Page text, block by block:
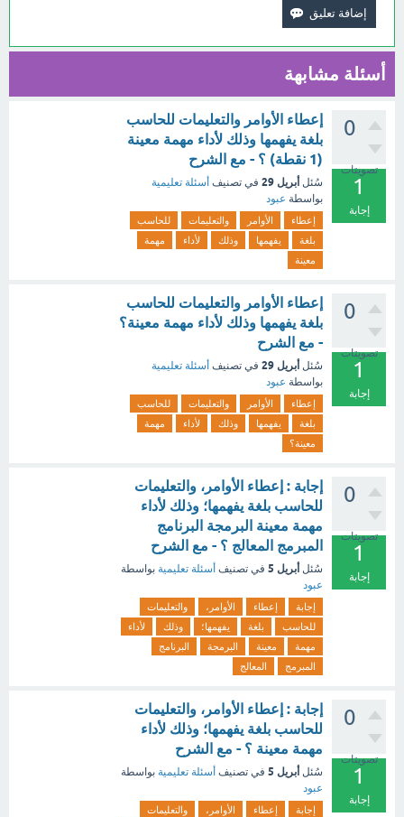
أسئلة مشابهة
0
تصويتات
1
إجابة
إعطاء الأوامر والتعليمات للحاسب
بلغة يفهمها وذلك لأداء مهمة معينة
(1 نقطة) ؟ - مع الشرح
سُئل أبريل 29 في تصنيف أسئلة تعليمية
بواسطة عبود
إعطاء الأوامر والتعليمات
للحاسب
بلغة
يفهمها وذلك لأداء
مهمة
معينة
0
تصويتات
1
إجابة
إعطاء الأوامر والتعليمات للحاسب
بلغة يفهمها وذلك لأداء مهمة معينة؟
- مع الشرح
سُئل أبريل 29 في تصنيف أسئلة تعليمية
بواسطة عبود
إعطاء الأوامر والتعليمات
للحاسب
بلغة
يفهمها وذلك لأداء
مهمة
معينة؟
0
تصويتات
1
إجابة
إجابة : إعطاء الأوامر، والتعليمات
للحاسب بلغة يفهمها؛ وذلك لأداء
مهمة معينة البرمجة البرنامج
المبرمج المعالج ؟ - مع الشرح
سُئل أبريل 5 في تصنيف أسئلة تعليمية بواسطة
عبود
إجابة إعطاء الأوامر،
والتعليمات
للحاسب
بلغة يفهمها؛ وذلك
لأداء
مهمة
معينة البرمجة
البرنامج
المبرمج
المعالج
0
تصويتات
1
إجابة
إجابة : إعطاء الأوامر، والتعليمات
للحاسب بلغة يفهمها؛ وذلك لأداء
مهمة معينة ؟ - مع الشرح
سُئل أبريل 5 في تصنيف أسئلة تعليمية بواسطة
عبود
إجابة إعطاء الأوامر،
والتعليمات